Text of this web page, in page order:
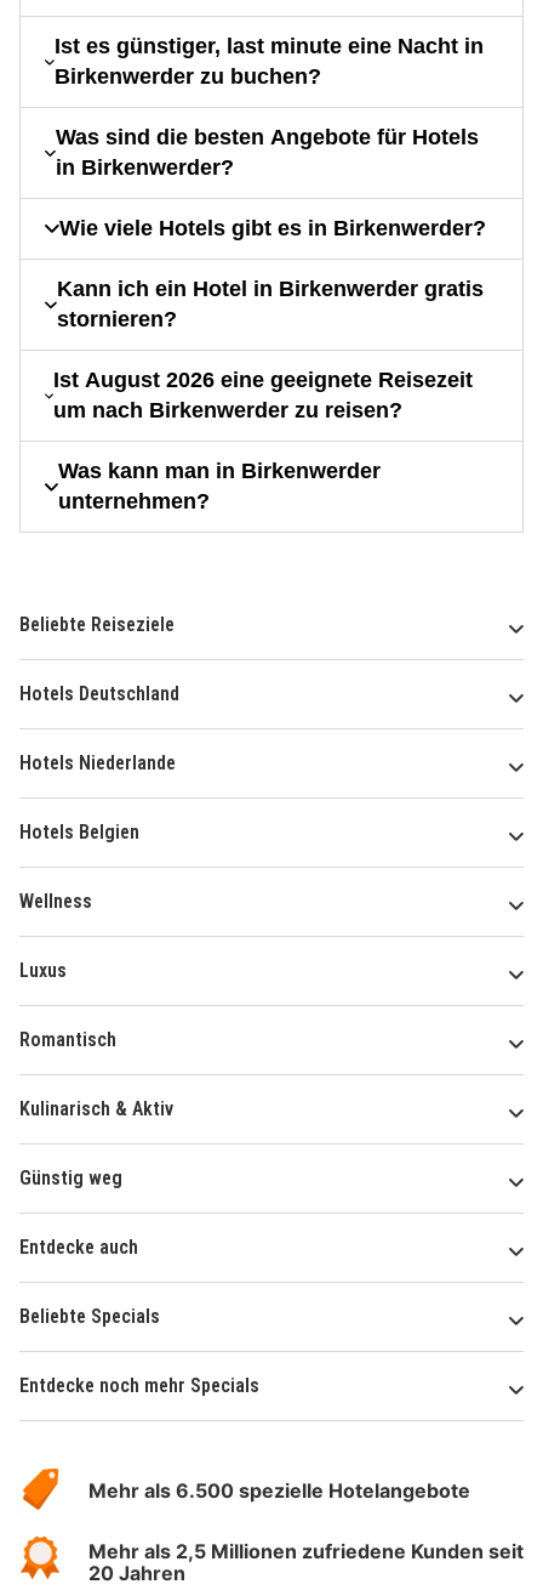
Ist es günstiger, last minute eine Nacht in
Birkenwerder zu buchen?
Was sind die besten Angebote für Hotels
in Birkenwerder?
Wie viele Hotels gibt es in Birkenwerder?
Kann ich ein Hotel in Birkenwerder gratis
stornieren?
Ist August 2026 eine geeignete Reisezeit
um nach Birkenwerder zu reisen?
Was kann man in Birkenwerder
unternehmen?
Beliebte Reiseziele
Hotels Deutschland
Hotels Niederlande
Hotels Belgien
Wellness
Luxus
Romantisch
Kulinarisch & Aktiv
Günstig weg
Entdecke auch
Beliebte Specials
Entdecke noch mehr Specials
Hotelspecials
Mehr als 6.500 spezielle Hotelangebote
Mehr als 2,5 Millionen zufriedene Kunden seit
20 Jahren